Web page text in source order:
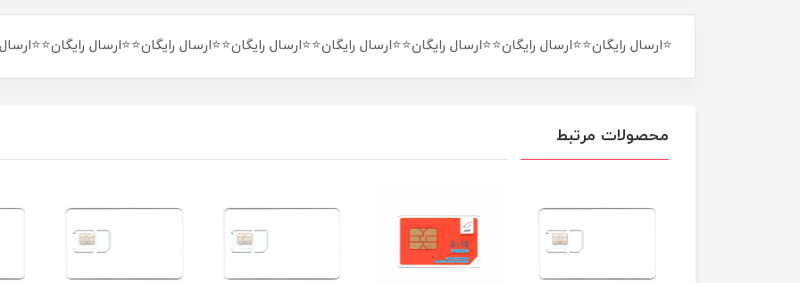
⭐ارسال رایگان⭐⭐ارسال رایگان⭐⭐ارسال رایگان⭐⭐ارسال رایگان⭐⭐ارسال رایگان⭐⭐ارسال رایگان⭐⭐ارسال
محصولات مرتبط